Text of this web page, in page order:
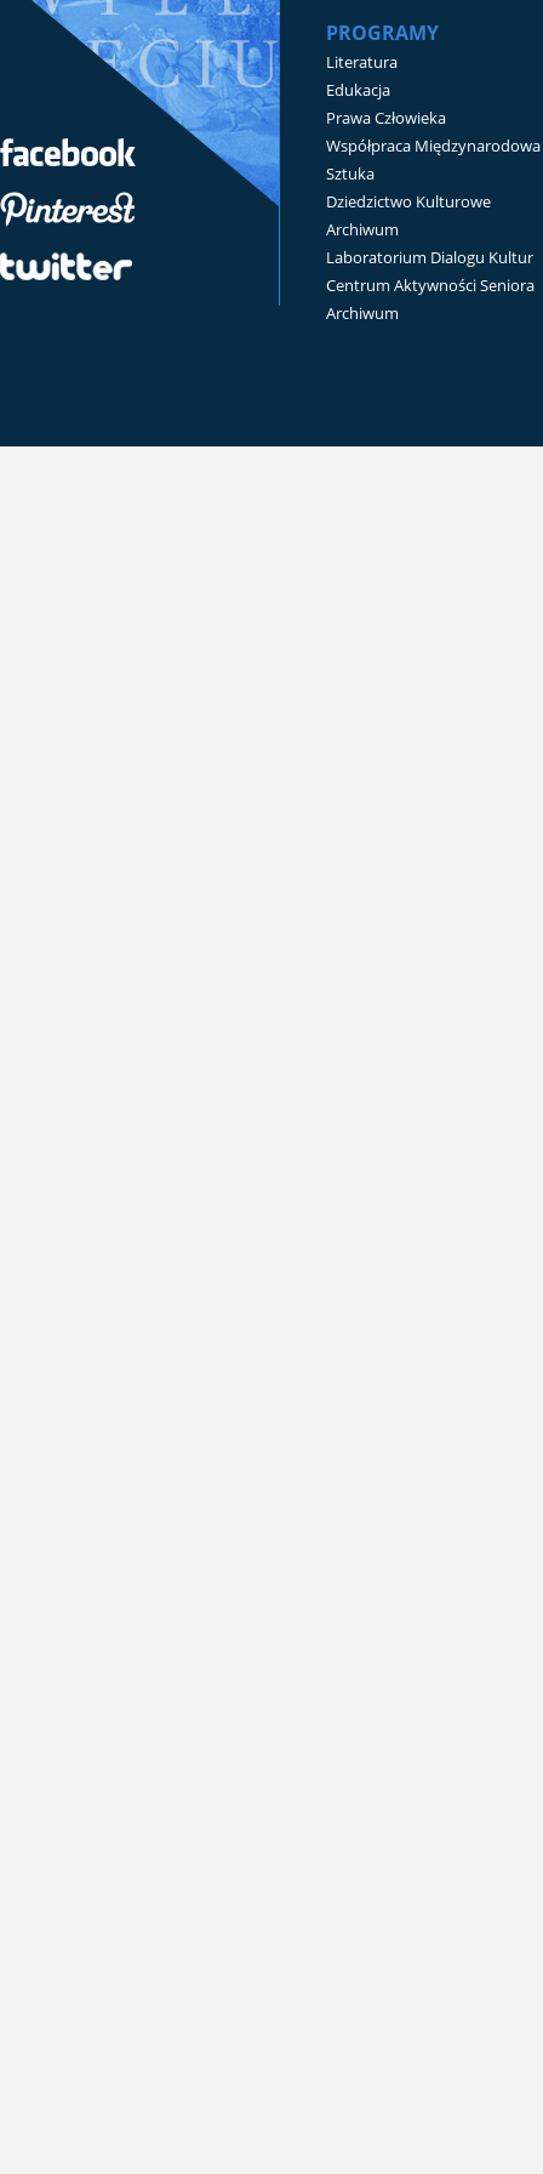
PROGRAMY
Literatura
Edukacja
Prawa Człowieka
Współpraca Międzynarodowa
Sztuka
Dziedzictwo Kulturowe
Archiwum
Laboratorium Dialogu Kultur
Centrum Aktywności Seniora
Archiwum